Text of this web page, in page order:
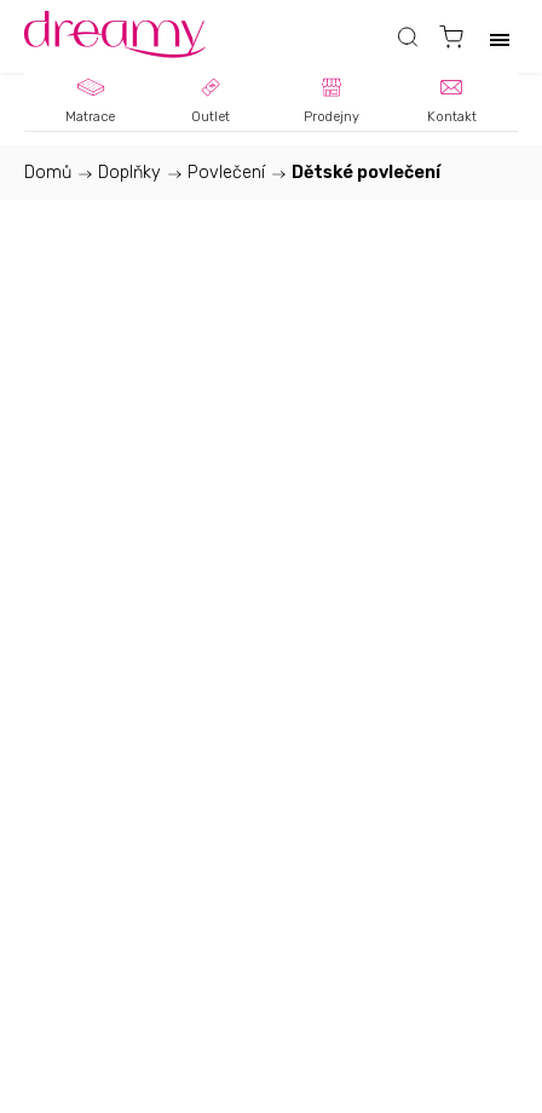
Matrace Outlet Prodejny Kontakt
Domů / Doplňky / Povlečení / Dětské povlečení